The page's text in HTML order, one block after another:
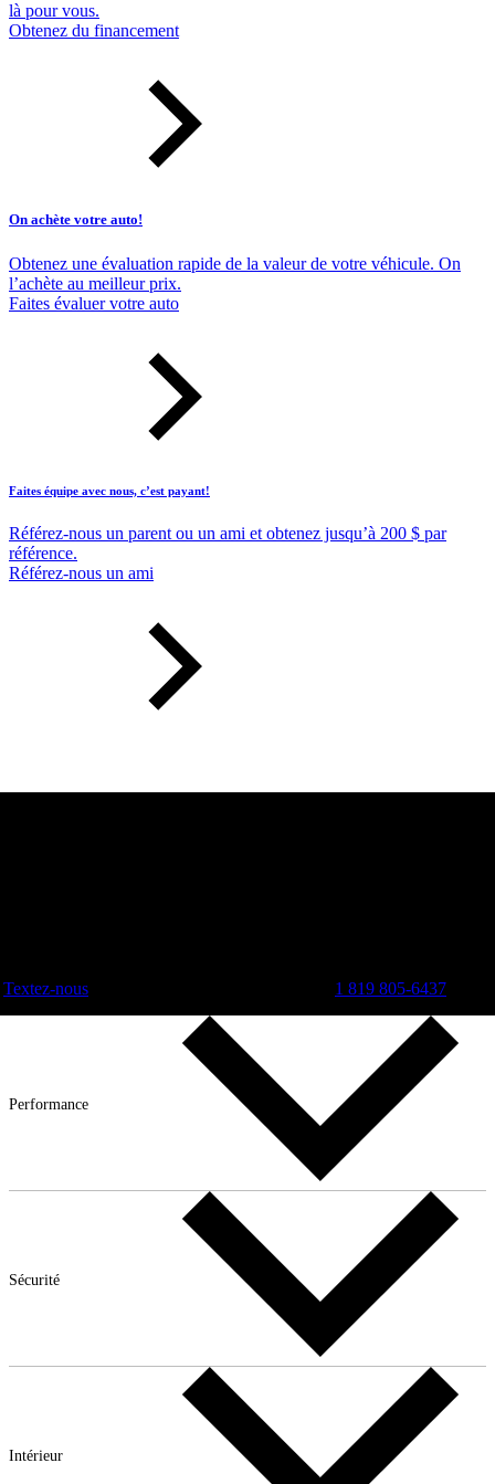
là pour vous.
Obtenez du financement
On achète votre auto!
Obtenez une évaluation rapide de la valeur de votre véhicule. On
l’achète au meilleur prix.
Faites évaluer votre auto
Faites équipe avec nous, c’est payant!
Référez-nous un parent ou un ami et obtenez jusqu’à 200 $ par
référence.
Référez-nous un ami
Textez-nous 1 819 805-6437
Performance
Sécurité
Intérieur